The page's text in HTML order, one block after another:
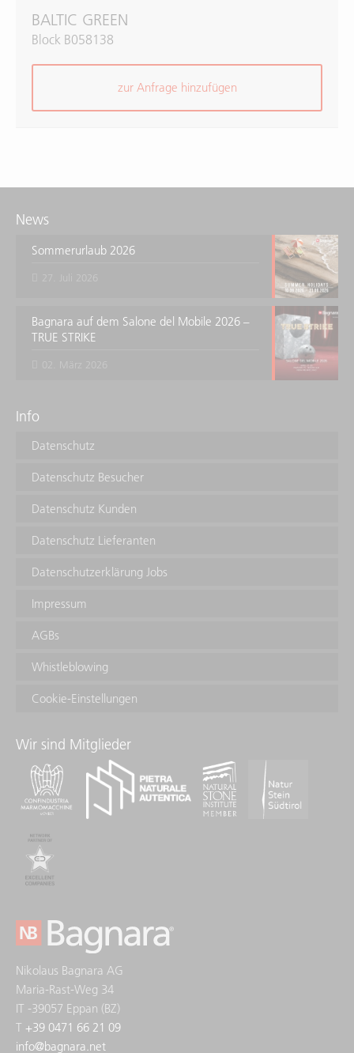
BALTIC GREEN
Block B058138
zur Anfrage hinzufügen
News
Sommerurlaub 2026
Bagnara auf dem Salone del Mobile 2026 –
TRUE STRIKE
Info
Datenschutz
Datenschutz Besucher
Datenschutz Kunden
Datenschutz Lieferanten
Datenschutzerklärung Jobs
Impressum
AGBs
Whistleblowing
Cookie-Einstellungen
Wir sind Mitglieder
Nikolaus Bagnara AG
Maria-Rast-Weg 34
IT -39057 Eppan (BZ)
T +39 0471 66 21 09
info@bagnara.net